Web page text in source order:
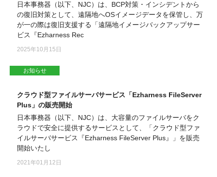
日本事務器（以下、NJC）は、BCP対策・インシデントから
の復旧対策として、遠隔地へOSイメージデータを保管し、万
が一の際は復旧支援する「遠隔地イメージバックアップサー
ビス『Ezharness Rec
2025年10月15日
お知らせ
クラウド型ファイルサーバサービス「Ezharness FileServer
Plus」の販売開始
日本事務器（以下、NJC）は、大容量のファイルサーバをク
ラウドで安全に提供するサービスとして、「クラウド型ファ
イルサーバサービス『Ezharness FileServer Plus』」を販売
開始いたし
2021年01月12日